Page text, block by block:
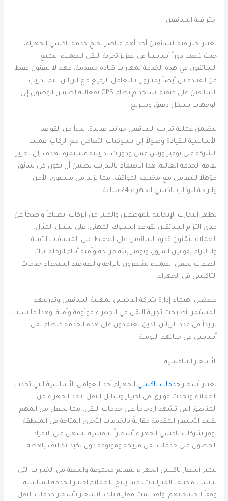
احترافية السائقين
تعتبر احترافية السائقين أحد أهم عناصر نجاح خدمة تاكسي الجهراء،
حيث تلعب دوراً أساسياً في تعزيز تجربة النقل للعملاء. يتمتع
السائقون في هذه الخدمة بمهارات قيادة متقدمة، فهم لا يتقنون فقط
فن القيادة بل أيضاً يمتازون بالتعامل الرفيع مع الزبائن. يتم تدريب
السائقين على كيفية استخدام نظام GPS بفعالية لضمان الوصول إلى
الوجهات بشكل دقيق وسريع.
تتضمن عملية تدريب السائقين جوانب عديدة، بدءاً من القواعد
الأساسية للقيادة وصولاً إلى سلوكيات التعامل مع الركاب. عملت
الشركة على توفير ورش عمل ودورات تدريبية مستمرة تهدف إلى تعزيز
ثقافة الخدمة العالية. هذا الاهتمام بالتدريب يضمن أن يكون كل سائق
مؤهلاً للتعامل مع مختلف المواقف، مما يزيد من مستوى الأمن
والراحة للركاب تاكسي الجهراء 24 ساعة.
تظهر التجارب الإيجابية للموظفين والكثير من الركاب انطباعاً واضحاً عن
مدى التزام السائقين بقواعد السلوك المهني. على سبيل المثال،
العملاء يثمّنون قدرة السائقين على الحفاظ على المسافات الآمنة،
والالتزام بقوانين المرور، وتوفير بيئة مريحة وآمنة أثناء الرحلة. تلك
الصفات تجعل العملاء يشعرون بالراحة والثقة عند استخدام خدمات
التاكسي في الجهراء.
فبفضل اهتمام إدارة شركة التاكسي بمهنية السائقين وتدريبهم
المستمر، أصبحت تجربة النقل في الجهراء موثوقة وآمنة. وهذا ما سبب
تزايداً في عدد الزبائن الذين يعتمدون على هذه الخدمة كنظام نقل
أساسي في حياتهم اليومية.
الأسعار التنافسية
تعتبر أسعارخدمات تاكسيالجهراء أحد العوامل الأساسية التي تجذب
العملاء وتحدث فوارق في اختيار وسائل النقل. تعد الجهراء من
المناطق التي تشهد ازدحاماً على خدمات النقل، مما يجعل من المهم
تقييم الأسعار المقدمة مقارنةً بالخدمات الأخرى المتاحة في المنطقة.
توفر شركات تاكسي الجهراء أسعاراً تنافسية تسهل على الأفراد
الحصول على خدمات نقل مريحة وموثوقة دون تكبد تكاليف باهظة.
تتميز أسعار تاكسي الجهراء بتقديم مجموعة واسعة من الخيارات التي
تناسب مختلف الميزانيات، مما يتيح للعملاء اختيار الخدمة المناسبة
وفقاً لاحتياجاتهم. ولقد تمت مقارنة تلك الأسعار بأسعار خدمات النقل